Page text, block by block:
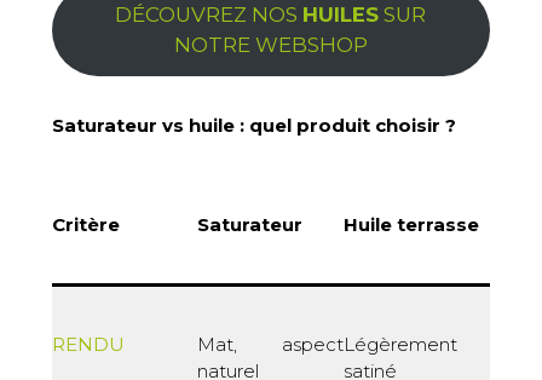
DÉCOUVREZ NOS HUILES SUR
NOTRE WEBSHOP
Saturateur vs huile : quel produit choisir ?
Critère Saturateur Huile terrasse
RENDU
Mat, aspect
naturel
Légèrement
satiné